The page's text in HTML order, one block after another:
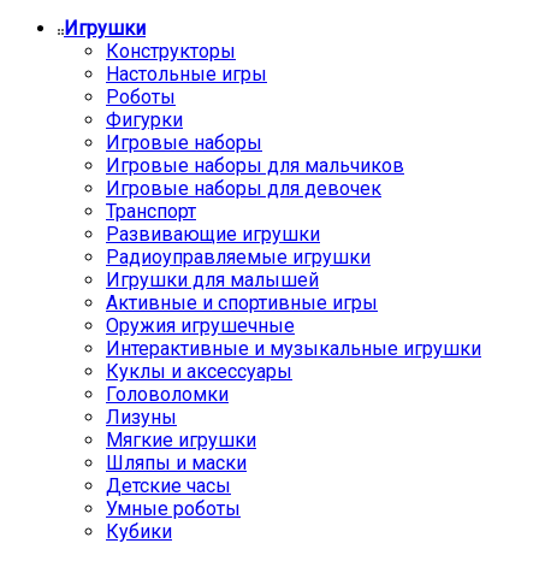
Игрушки
Конструкторы
Настольные игры
Роботы
Фигурки
Игровые наборы
Игровые наборы для мальчиков
Игровые наборы для девочек
Транспорт
Развивающие игрушки
Радиоуправляемые игрушки
Игрушки для малышей
Активные и спортивные игры
Оружия игрушечные
Интерактивные и музыкальные игрушки
Куклы и аксессуары
Головоломки
Лизуны
Мягкие игрушки
Шляпы и маски
Детские часы
Умные роботы
Кубики